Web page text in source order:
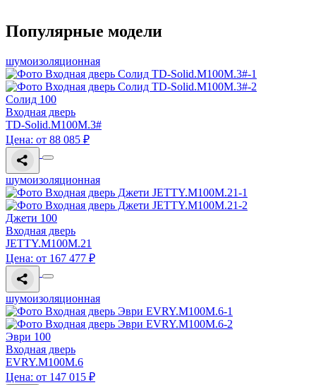
Популярные модели
шумоизоляционная
Солид 100
Входная дверь
TD-Solid.M100M.3#
Цена: от 88 085 ₽
шумоизоляционная
Джети 100
Входная дверь
JETTY.M100M.21
Цена: от 167 477 ₽
шумоизоляционная
Эври 100
Входная дверь
EVRY.M100M.6
Цена: от 147 015 ₽